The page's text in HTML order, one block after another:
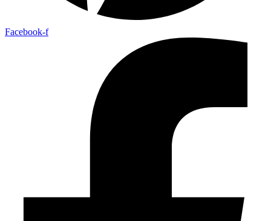
Facebook-f